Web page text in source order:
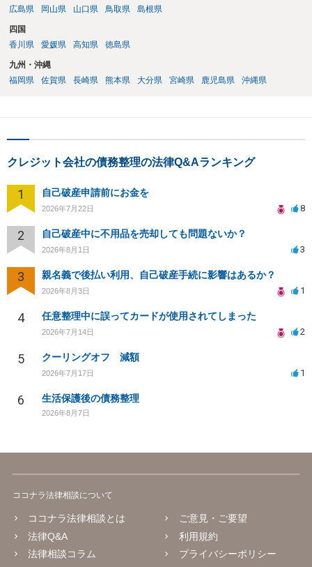
広島県
岡山県 山口県 鳥取県 島根県
四国
香川県
愛媛県 高知県 徳島県
九州・沖縄
福岡県
佐賀県 長崎県 熊本県 大分県 宮崎県 鹿児島県 沖縄県
クレジット会社の債務整理の法律Q&Aランキング
1 自己破産申請前にお金を
2026年7月22日 8
2 自己破産中に不用品を売却しても問題ないか？
2026年8月1日 3
3 親名義で後払い利用、自己破産手続に影響はあるか？
2026年8月3日 1
4 任意整理中に誤ってカードが使用されてしまった
2026年7月14日 2
5 クーリングオフ 減額
2026年7月17日 1
6 生活保護後の債務整理
2026年8月7日
ココナラ法律相談について
ココナラ法律相談とは
法律Q&A
法律相談コラム
ご意見・ご要望
利用規約
プライバシーポリシー